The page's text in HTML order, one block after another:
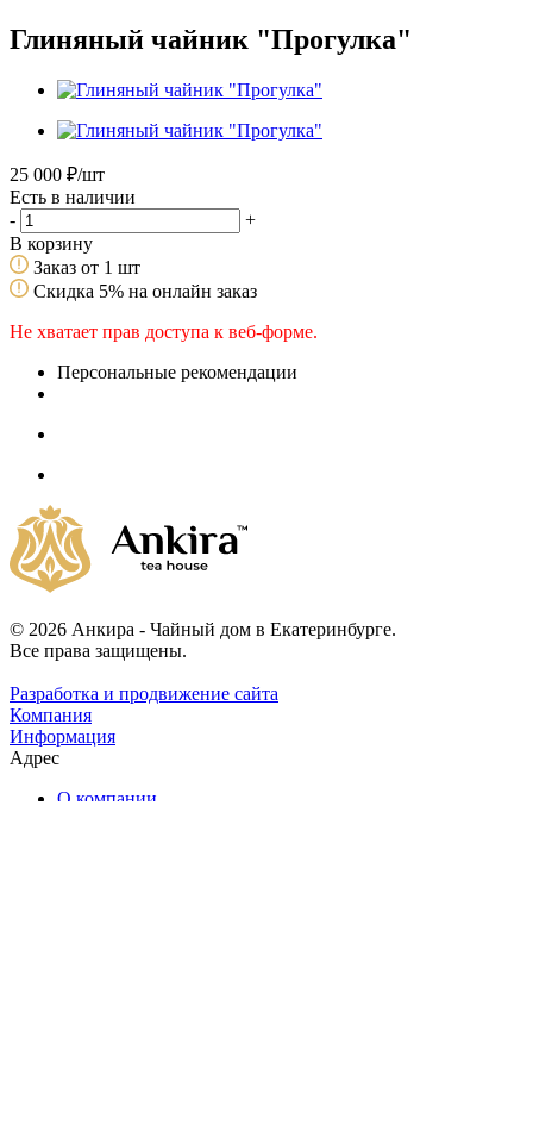
Глиняный чайник "Прогулка"
25 000 ₽/шт
Есть в наличии
-
+
В корзину
Заказ от 1 шт
Скидка 5% на онлайн заказ
Не хватает прав доступа к веб-форме.
Персональные рекомендации
© 2026 Анкира - Чайный дом в Екатеринбурге.
Все права защищены.
Разработка и продвижение сайта
Компания
Информация
Адрес
О компании